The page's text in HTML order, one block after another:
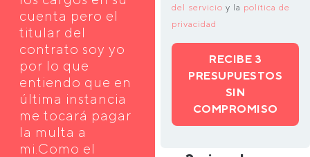
cuenta pero el
titular del
contrato soy yo
por lo que
entiendo que en
última instancia
me tocará pagar
la multa a
mi.Como el
del servicio y la política de
privacidad
RECIBE 3
PRESUPUESTOS
SIN
COMPROMISO